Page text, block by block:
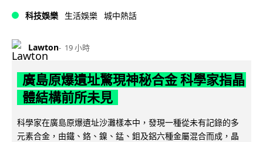
科技娛樂 生活娛樂 城中熱話
Lawton 19 小時
廣島原爆遺址驚現神秘合金 科學家指晶
體結構前所未見
科學家在廣島原爆遺址沙灘樣本中，發現一種從未有記錄的多
元素合金，由鐵、鉻、鎳、錳、鉬及鋁六種金屬混合而成，晶